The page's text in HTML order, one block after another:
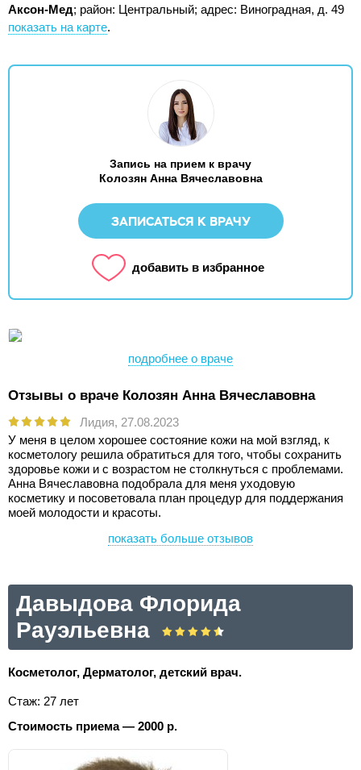
Аксон-Мед; район: Центральный; адрес: Виноградная, д. 49
показать на карте.
Запись на прием к врачу
Колозян Анна Вячеславовна
ЗАПИСАТЬСЯ К ВРАЧУ
добавить в избранное
подробнее о враче
Отзывы о враче Колозян Анна Вячеславовна
Лидия, 27.08.2023
У меня в целом хорошее состояние кожи на мой взгляд, к
косметологу решила обратиться для того, чтобы сохранить
здоровье кожи и с возрастом не столкнуться с проблемами.
Анна Вячеславовна подобрала для меня уходовую
косметику и посоветовала план процедур для поддержания
моей молодости и красоты.
показать больше отзывов
Давыдова Флорида
Рауэльевна
Косметолог, Дерматолог, детский врач.
Стаж: 27 лет
Стоимость приема — 2000 р.